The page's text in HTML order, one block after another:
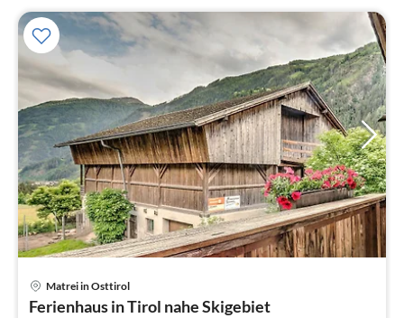
Matrei in Osttirol
Ferienhaus in Tirol nahe Skigebiet